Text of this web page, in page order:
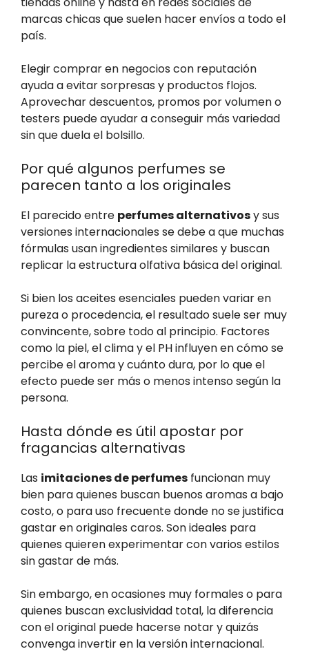
marcas chicas que suelen hacer envíos a todo el
país.
Elegir comprar en negocios con reputación
ayuda a evitar sorpresas y productos flojos.
Aprovechar descuentos, promos por volumen o
testers puede ayudar a conseguir más variedad
sin que duela el bolsillo.
Por qué algunos perfumes se
parecen tanto a los originales
El parecido entre perfumes alternativosy sus
versiones internacionales se debe a que muchas
fórmulas usan ingredientes similares y buscan
replicar la estructura olfativa básica del original.
Si bien los aceites esenciales pueden variar en
pureza o procedencia, el resultado suele ser muy
convincente, sobre todo al principio. Factores
como la piel, el clima y el PH influyen en cómo se
percibe el aroma y cuánto dura, por lo que el
efecto puede ser más o menos intenso según la
persona.
Hasta dónde es útil apostar por
fragancias alternativas
Las imitaciones de perfumes funcionan muy
bien para quienes buscan buenos aromas a bajo
costo, o para uso frecuente donde no se justifica
gastar en originales caros. Son ideales para
quienes quieren experimentar con varios estilos
sin gastar de más.
Sin embargo, en ocasiones muy formales o para
quienes buscan exclusividad total, la diferencia
con el original puede hacerse notar y quizás
convenga invertir en la versión internacional.